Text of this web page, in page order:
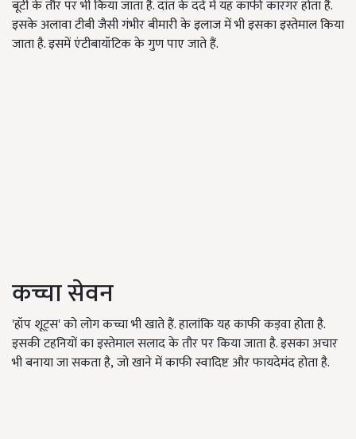
बूटी के तौर पर भी किया जाता है. दांत के दर्द में यह काफी कारगर होता है.
इसके अलावा टीबी जैसी गंभीर बीमारी के इलाज में भी इसका इस्तेमाल किया
जाता है. इसमें एंटीबायॉटिक के गुण पाए जाते हैं.
कच्चा सेवन
'हॉप शूट्स' को लोग कच्चा भी खाते हैं. हालांकि यह काफी कड़वा होता है.
इसकी टहनियों का इस्तेमाल सलाद के तौर पर किया जाता है. इसका अचार
भी बनाया जा सकता है, जो खाने में काफी स्वादिष्ट और फायदेमंद होता है.